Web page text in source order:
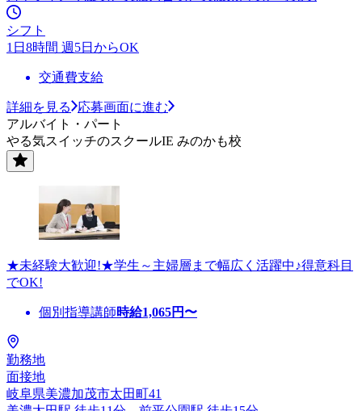
シフト
1日8時間 週5日からOK
交通費支給
詳細を見る
応募画面に進む
アルバイト・パート
やる気スイッチのスクールIE みのかも校
★未経験大歓迎!★学生～主婦層まで幅広く活躍中♪得意科目
でOK!
個別指導講師時給1,065円〜
勤務地
面接地
岐阜県美濃加茂市太田町41